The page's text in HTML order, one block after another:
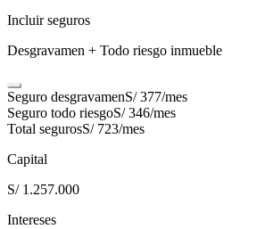
Incluir seguros
Desgravamen + Todo riesgo inmueble
Seguro desgravamenS/ 377/mes
Seguro todo riesgoS/ 346/mes
Total segurosS/ 723/mes
Capital
S/ 1.257.000
Intereses